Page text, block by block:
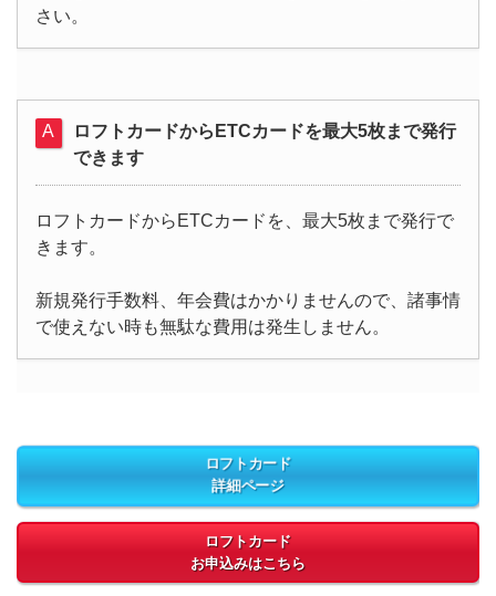
さい。
ロフトカードからETCカードを最大5枚まで発行
できます
ロフトカードからETCカードを、最大5枚まで発行で
きます。
新規発行手数料、年会費はかかりませんので、諸事情
で使えない時も無駄な費用は発生しません。
ロフトカード
詳細ページ
ロフトカード
お申込みはこちら